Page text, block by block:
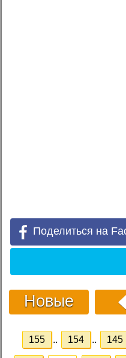
Поделиться на
Новые
155 .. 154 .. 145